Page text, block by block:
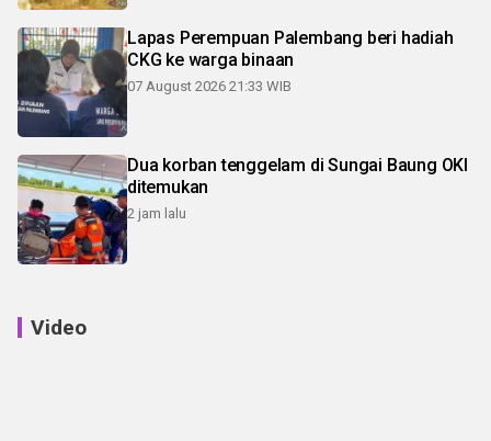
Lapas Perempuan Palembang beri hadiah
CKG ke warga binaan
07 August 2026 21:33 WIB
Dua korban tenggelam di Sungai Baung OKI
ditemukan
2 jam lalu
Video